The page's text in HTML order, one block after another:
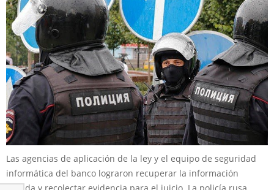
Las agencias de aplicación de la ley y el equipo de seguridad
informática del banco lograron recuperar la información
robada y recolectar evidencia para el juicio. La policía rusa